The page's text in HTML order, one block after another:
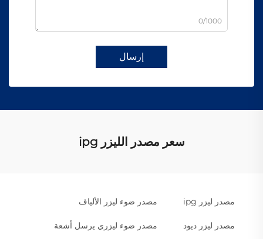
0/1000
إرسال
سعر مصدر الليزر ipg
مصدر ليزر ipg مصدر ضوء ليزر الألياف
مصدر ليزر ديود مصدر ضوء ليزري يرسل أشعة